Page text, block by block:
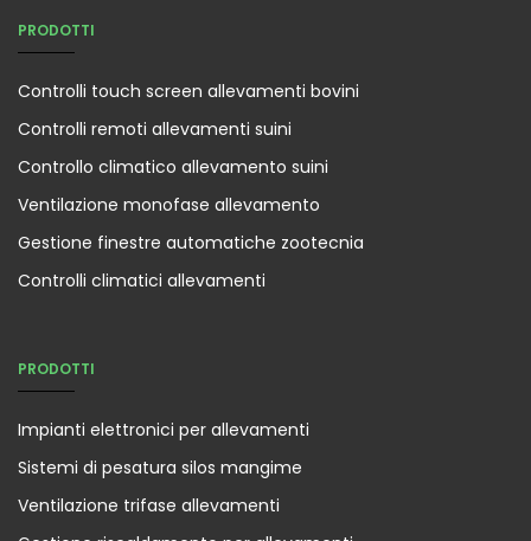
PRODOTTI
Controlli touch screen allevamenti bovini
Controlli remoti allevamenti suini
Controllo climatico allevamento suini
Ventilazione monofase allevamento
Gestione finestre automatiche zootecnia
Controlli climatici allevamenti
PRODOTTI
Impianti elettronici per allevamenti
Sistemi di pesatura silos mangime
Ventilazione trifase allevamenti